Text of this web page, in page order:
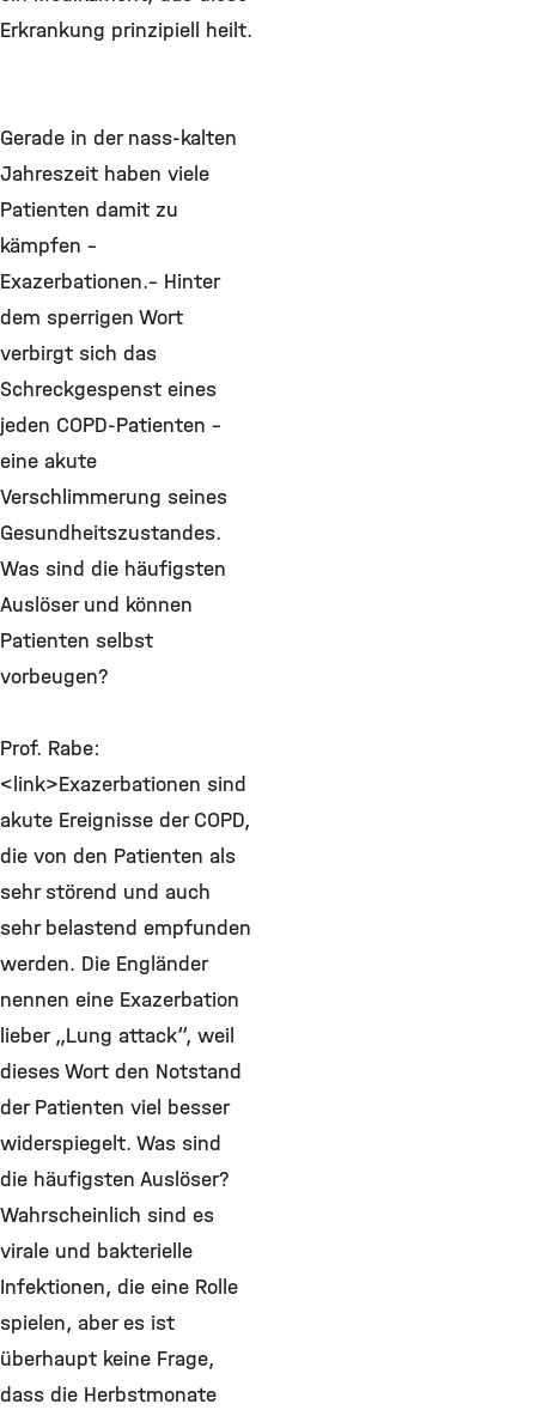
Erkrankung prinzipiell heilt.
Gerade in der nass-kalten
Jahreszeit haben viele
Patienten damit zu
kämpfen –
Exazerbationen.– Hinter
dem sperrigen Wort
verbirgt sich das
Schreckgespenst eines
jeden COPD-Patienten –
eine akute
Verschlimmerung seines
Gesundheitszustandes.
Was sind die häufigsten
Auslöser und können
Patienten selbst
vorbeugen?
Prof. Rabe:
<link>Exazerbationen sind
akute Ereignisse der COPD,
die von den Patienten als
sehr störend und auch
sehr belastend empfunden
werden. Die Engländer
nennen eine Exazerbation
lieber „Lung attack“, weil
dieses Wort den Notstand
der Patienten viel besser
widerspiegelt. Was sind
die häufigsten Auslöser?
Wahrscheinlich sind es
virale und bakterielle
Infektionen, die eine Rolle
spielen, aber es ist
überhaupt keine Frage,
dass die Herbstmonate